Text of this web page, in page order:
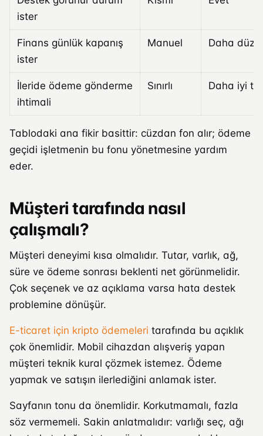
ister
Finans günlük kapanış
ister
Manuel Daha
İleride ödeme gönderme
ihtimali
Sınırlı Daha iyi
Tablodaki ana fikir basittir: cüzdan fon alır; ödeme
geçidi işletmenin bu fonu yönetmesine yardım
eder.
Müşteri tarafında nasıl
çalışmalı?
Müşteri deneyimi kısa olmalıdır. Tutar, varlık, ağ,
süre ve ödeme sonrası beklenti net görünmelidir.
Çok seçenek ve az açıklama varsa hata destek
problemine dönüşür.
E-ticaret için kripto ödemeleri tarafında bu açıklık
çok önemlidir. Mobil cihazdan alışveriş yapan
müşteri teknik kural çözmek istemez. Ödeme
yapmak ve satışın ilerlediğini anlamak ister.
Sayfanın tonu da önemlidir. Korkutmamalı, fazla
söz vermemeli. Sakin anlatmalıdır: varlığı seç, ağı